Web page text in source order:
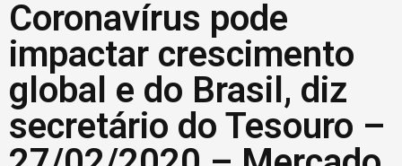
Coronavírus pode
impactar crescimento
global e do Brasil, diz
secretário do Tesouro –